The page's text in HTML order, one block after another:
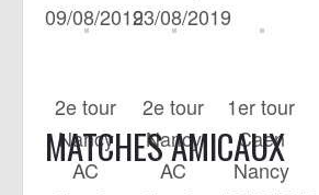
09/08/201923/08/2019
2e tour
Nancy
AC
2e tour
Nancy
AC
1er tour
Caen
Nancy
MATCHES AMICAUX